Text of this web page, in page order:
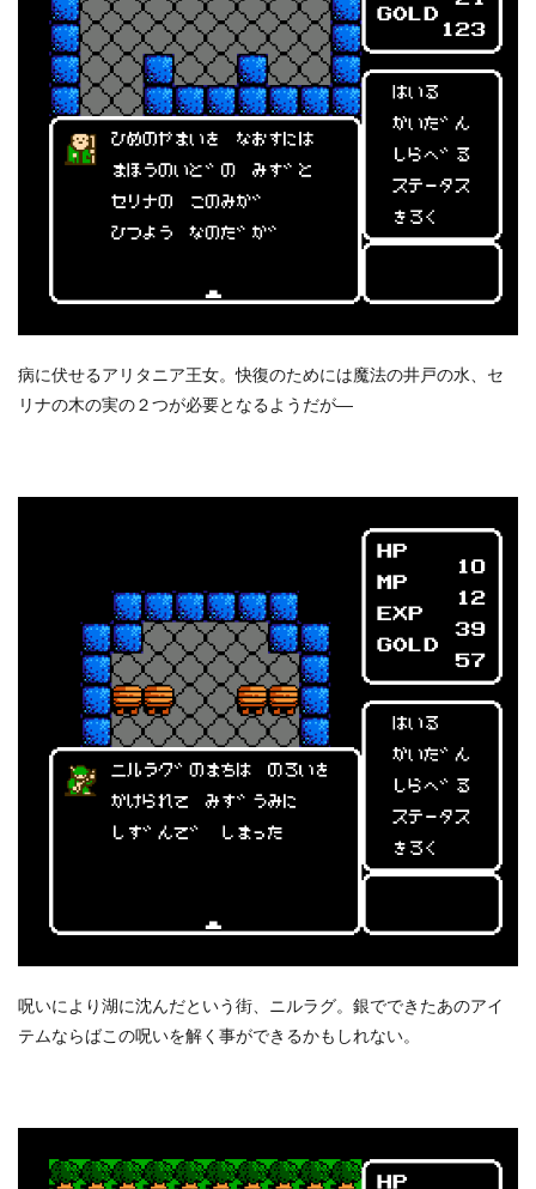
病に伏せるアリタニア王女。快復のためには魔法の井戸の水、セ
リナの木の実の２つが必要となるようだが―
呪いにより湖に沈んだという街、ニルラグ。銀でできたあのアイ
テムならばこの呪いを解く事ができるかもしれない。